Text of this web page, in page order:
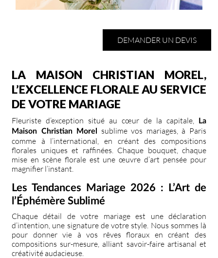
DEMANDER UN DEVIS
LA MAISON CHRISTIAN MOREL,
L’EXCELLENCE FLORALE AU SERVICE
DE VOTRE MARIAGE
Fleuriste d’exception situé au cœur de la capitale,
La
Maison Christian Morel
sublime vos mariages, à Paris
comme à l’international, en créant des compositions
florales uniques et raffinées. Chaque bouquet, chaque
mise en scène florale est une œuvre d’art pensée pour
magnifier l’instant.
Les Tendances Mariage 2026 : L’Art de
l’Éphémère Sublimé
Chaque détail de votre mariage est une déclaration
d’intention, une signature de votre style. Nous sommes là
pour donner vie à vos rêves floraux en créant des
compositions sur-mesure, alliant savoir-faire artisanal et
créativité audacieuse.